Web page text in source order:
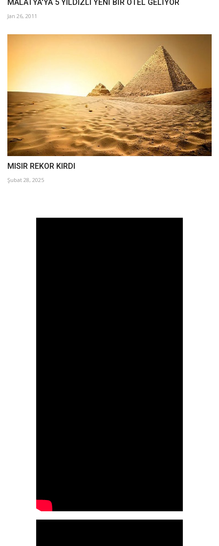
MALATYA'YA 5 YILDIZLI YENİ BİR OTEL GELİYOR
Jan 26, 2011
MISIR REKOR KIRDI
Şubat 28, 2025